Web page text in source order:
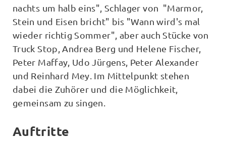
nachts um halb eins", Schlager von "Marmor,
Stein und Eisen bricht" bis "Wann wird's mal
wieder richtig Sommer", aber auch Stücke von
Truck Stop, Andrea Berg und Helene Fischer,
Peter Maffay, Udo Jürgens, Peter Alexander
und Reinhard Mey. Im Mittelpunkt stehen
dabei die Zuhörer und die Möglichkeit,
gemeinsam zu singen.
Auftritte